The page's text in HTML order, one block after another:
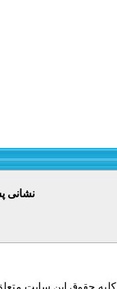
نشانی
کلیه حقوق این سایت